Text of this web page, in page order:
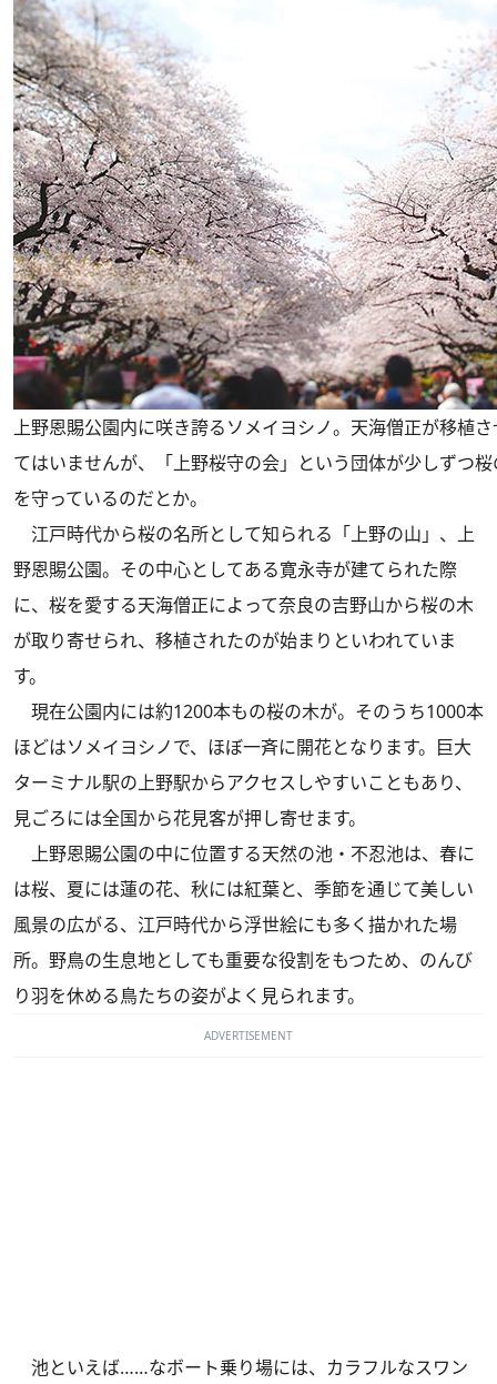
上野恩賜公園内に咲き誇るソメイヨシノ。天海僧正が移植
てはいませんが、「上野桜守の会」という団体が少しずつ
を守っているのだとか。
江戸時代から桜の名所として知られる「上野の山」、上
野恩賜公園。その中心としてある寛永寺が建てられた際
に、桜を愛する天海僧正によって奈良の吉野山から桜の木
が取り寄せられ、移植されたのが始まりといわれていま
す。
現在公園内には約1200本もの桜の木が。そのうち1000本
ほどはソメイヨシノで、ほぼ一斉に開花となります。巨大
ターミナル駅の上野駅からアクセスしやすいこともあり、
見ごろには全国から花見客が押し寄せます。
上野恩賜公園の中に位置する天然の池・不忍池は、春に
は桜、夏には蓮の花、秋には紅葉と、季節を通じて美しい
風景の広がる、江戸時代から浮世絵にも多く描かれた場
所。野鳥の生息地としても重要な役割をもつため、のんび
り羽を休める鳥たちの姿がよく見られます。
ADVERTISEMENT
池といえば……なボート乗り場には、カラフルなスワン